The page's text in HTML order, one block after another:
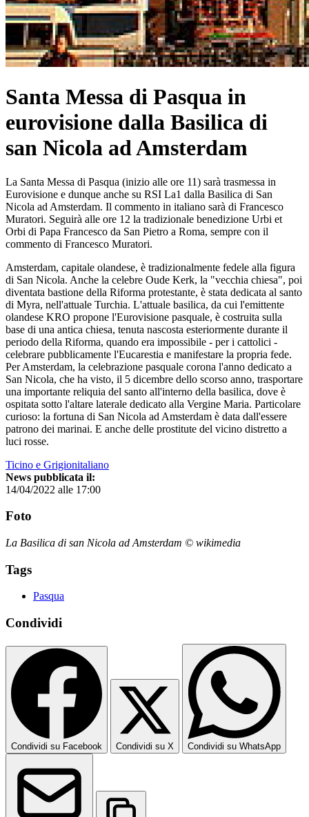
Santa Messa di Pasqua in
eurovisione dalla Basilica di
san Nicola ad Amsterdam
La Santa Messa di Pasqua (inizio alle ore 11) sarà trasmessa in
Eurovisione e dunque anche su RSI La1 dalla Basilica di San
Nicola ad Amsterdam. Il commento in italiano sarà di Francesco
Muratori. Seguirà alle ore 12 la tradizionale benedizione Urbi et
Orbi di Papa Francesco da San Pietro a Roma, sempre con il
commento di Francesco Muratori.
Amsterdam, capitale olandese, è tradizionalmente fedele alla figura
di San Nicola. Anche la celebre Oude Kerk, la "vecchia chiesa", poi
diventata bastione della Riforma protestante, è stata dedicata al santo
di Myra, nell'attuale Turchia. L'attuale basilica, da cui l'emittente
olandese KRO propone l'Eurovisione pasquale, è costruita sulla
base di una antica chiesa, tenuta nascosta esteriormente durante il
periodo della Riforma, quando era impossibile - per i cattolici -
celebrare pubblicamente l'Eucarestia e manifestare la propria fede.
Per Amsterdam, la celebrazione pasquale corona l'anno dedicato a
San Nicola, che ha visto, il 5 dicembre dello scorso anno, trasportare
una importante reliquia del santo all'interno della basilica, dove è
ospitata sotto l'altare laterale dedicato alla Vergine Maria. Particolare
curioso: la fortuna di San Nicola ad Amsterdam è data dall'essere
patrono dei marinai. E anche delle prostitute del vicino distretto a
luci rosse.
Ticino e Grigionitaliano
News pubblicata il:
14/04/2022 alle 17:00
Foto
La Basilica di san Nicola ad Amsterdam © wikimedia
Tags
Pasqua
Condividi
Condividi su Facebook Condividi su X Condividi su WhatsApp